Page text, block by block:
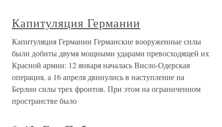
Капитуляция Германии
Капитуляция Германии Германские вооруженные силы
были добиты двумя мощными ударами превосходящей их
Красной армии: 12 января началась Висло-Одерская
операция, а 16 апреля двинулись в наступление на
Берлин силы трех фронтов. При этом на ограниченном
пространстве было